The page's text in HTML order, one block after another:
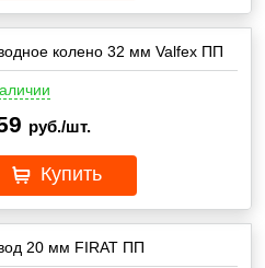
колено 32 мм Valfex ПП
руб./шт.
Купить
20 мм FIRAT ПП